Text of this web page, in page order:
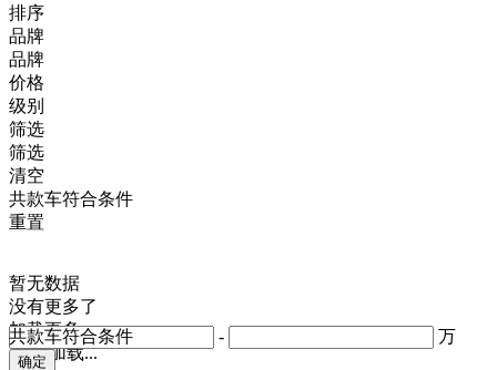
排序
品牌
品牌
价格
- 万
级别
共款车符合条件
筛选
筛选
清空
共款车符合条件
重置
暂无数据
没有更多了
加载更多
正在加载...